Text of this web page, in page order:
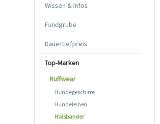
Wissen & Infos
Fundgrube
Dauertiefpreis
Top-Marken
Ruffwear
Hundegeschirre
Hundeleinen
Halsbänder